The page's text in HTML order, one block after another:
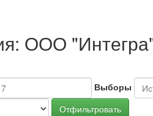
ООО
Выборы
Отфильтровать